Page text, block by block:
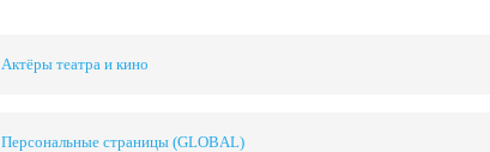
Актёры театра и кино
Персональные страницы (GLOBAL)